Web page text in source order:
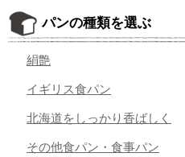
パンの種類を選ぶ
絹艶
イギリス食パン
北海道をしっかり香ばしく
その他食パン・食事パン